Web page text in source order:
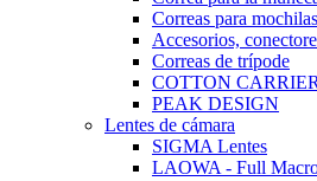
Correas para mochilas
Accesorios,
Correas de trípode
COTTON CARRIER
PEAK DESIGN
Lentes de cámara
SIGMA Lentes
LAOWA - Full